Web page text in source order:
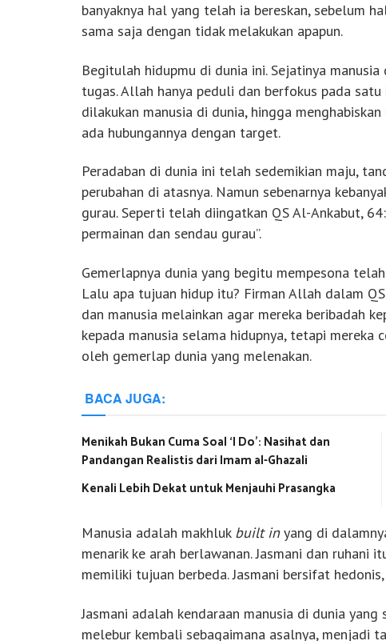
banyaknya hal yang telah ia bereskan, sebelum
sama saja dengan tidak melakukan apapun.
Begitulah hidupmu di dunia ini. Sejatinya
tugas. Allah hanya peduli dan berfokus pada
dilakukan manusia di dunia, hingga
ada hubungannya dengan target.
Peradaban di dunia ini telah sedemikian maju,
perubahan di atasnya. Namun sebenarnya
gurau. Seperti telah diingatkan QS Al-Ankabut,
permainan dan sendau gurau”.
Gemerlapnya dunia yang begitu mempesona
Lalu apa tujuan hidup itu? Firman Allah dalam
dan manusia melainkan agar mereka beribadah
kepada manusia selama hidupnya, tetapi
oleh gemerlap dunia yang melenakan.
BACA JUGA:
Menikah Bukan Cuma Soal ‘I Do’: Nasihat dan
Pandangan Realistis dari Imam al-Ghazali
Kenali Lebih Dekat untuk Menjauhi Prasangka
Manusia adalah makhluk built inyang di
menarik ke arah berlawanan. Jasmani dan
memiliki tujuan berbeda. Jasmani bersifat
Jasmani adalah kendaraan manusia di dunia
melebur kembali sebagaimana asalnya, menjadi